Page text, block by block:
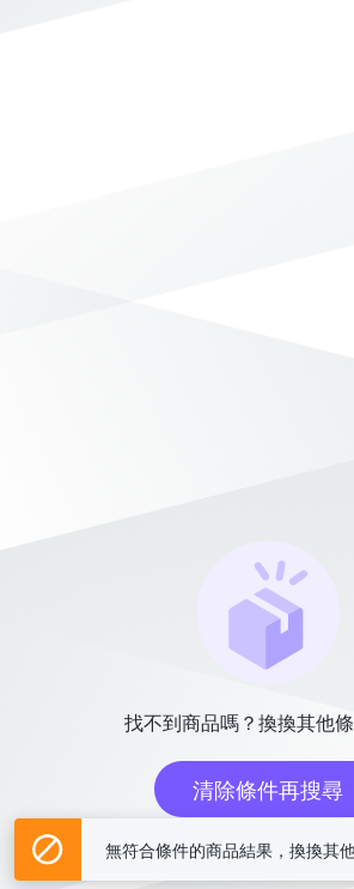
找不到商品嗎？換換其他條
清除條件再搜尋
或
無符合條件的商品結果，換換其